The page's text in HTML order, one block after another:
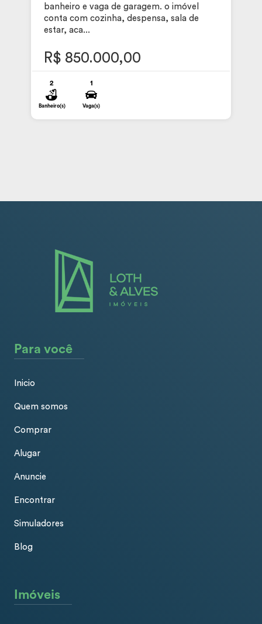
banheiro e vaga de garagem. o imóvel
conta com cozinha, despensa, sala de
estar, aca...
R$ 850.000,00
2
Banheiro(s)
1
Vaga(s)
Para você
Inicio
Quem somos
Comprar
Alugar
Anuncie
Encontrar
Simuladores
Blog
Imóveis